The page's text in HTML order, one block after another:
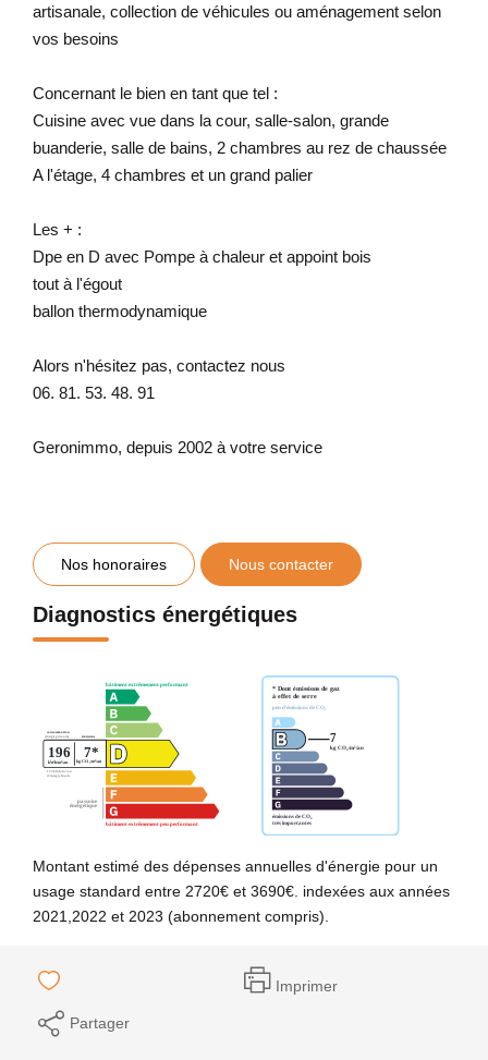
artisanale, collection de véhicules ou aménagement selon
vos besoins
Concernant le bien en tant que tel :
Cuisine avec vue dans la cour, salle-salon, grande
buanderie, salle de bains, 2 chambres au rez de chaussée
A l'étage, 4 chambres et un grand palier
Les + :
Dpe en D avec Pompe à chaleur et appoint bois
tout à l'égout
ballon thermodynamique
Alors n'hésitez pas, contactez nous
06. 81. 53. 48. 91
Geronimmo, depuis 2002 à votre service
Nos honoraires Nous contacter
Diagnostics énergétiques
Montant estimé des dépenses annuelles d'énergie pour un
usage standard entre 2720€ et 3690€. indexées aux années
2021,2022 et 2023 (abonnement compris).
Imprimer
Partager